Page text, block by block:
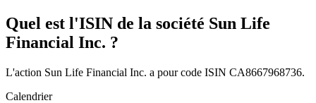
Quel est l'ISIN de la société Sun Life
Financial Inc. ?
L'action Sun Life Financial Inc. a pour code ISIN CA8667968736.
Calendrier